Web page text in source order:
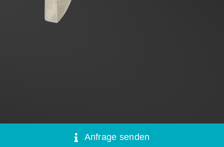
Anfrage senden